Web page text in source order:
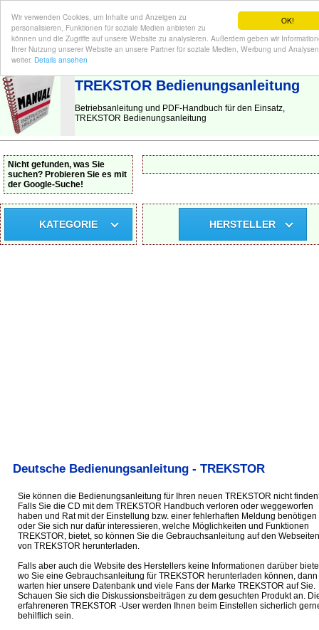
OK!
Wir verwenden Cookies, um Inhalte und Anzeigen zu
personalisieren, Funktionen für soziale Medien anbieten zu
können und die Zugriffe auf unsere Website zu analysieren. Außerdem geben wir
Ihrer Nutzung unserer Website an unsere Partner für soziale Medien, Werbung und Analysen
weiter. Details ansehen
BEDIENUNGSANLEITUNG | Hier finden Sie die deutsche Anleitung!
TREKSTOR Bedienungsanleitung
Betriebsanleitung und PDF-Handbuch für den Einsatz,
TREKSTOR Bedienungsanleitung
Nicht gefunden, was Sie
suchen? Probieren Sie es mit
der Google-Suche!
KATEGORIE HERSTELLER
Deutsche Bedienungsanleitung - TREKSTOR
Sie können die Bedienungsanleitung für Ihren neuen TREKSTOR nicht
Falls Sie die CD mit dem TREKSTOR Handbuch verloren oder weggeworfen
haben und Rat mit der Einstellung bzw. einer fehlerhaften Meldung benötigen
oder Sie sich nur dafür interessieren, welche Möglichkeiten und Funktionen
TREKSTOR, bietet, so können Sie die Gebrauchsanleitung auf den Webseiten
von TREKSTOR herunterladen.
Falls aber auch die Website des Herstellers keine Informationen darüber
wo Sie eine Gebrauchsanleitung für TREKSTOR herunterladen können, dann
warten hier unsere Datenbank und viele Fans der Marke TREKSTOR auf Sie.
Schauen Sie sich die Diskussionsbeiträgen zu dem gesuchten Produkt an.
erfahreneren TREKSTOR -User werden Ihnen beim Einstellen sicherlich
behilflich sein.